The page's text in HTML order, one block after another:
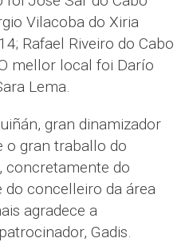
Vilacoba do Xiria
Rafael Riveiro do Cabo
mellor local foi Darío
Lema.
gran dinamizador
o gran traballo do
concretamente do
do concelleiro da área
agradece a
Gadis.